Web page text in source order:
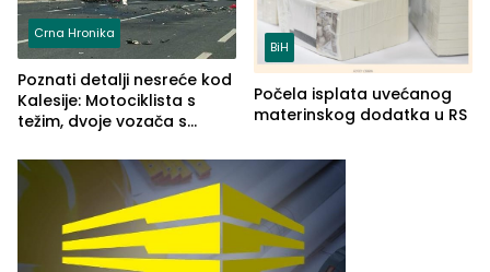
Crna Hronika
Poznati detalji nesreće kod
Kalesije: Motociklista s
težim, dvoje vozača s
BiH
Počela isplata uvećanog
materinskog dodatka u RS